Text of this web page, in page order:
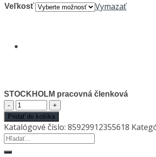
Veľkosť Vymazať
STOCKHOLM pracovná členková
množstvo
STOCKHOLM
pracovná
členková
Pridať do košíka
Katalógové číslo: 85929912355618
Hľadať: